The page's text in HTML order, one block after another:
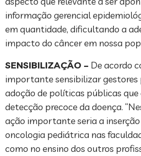
informação gerencial
em quantidade, dificultando a
impacto do câncer em nossa
SENSIBILIZAÇÃO – De acordo
importante sensibilizar gestores
adoção de políticas públicas
detecção precoce da doença.
ação importante seria a inserção
oncologia pediátrica nas
como no ensino dos outros